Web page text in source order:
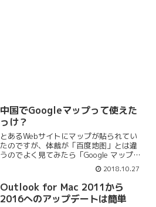
中国でGoogleマップって使えた
っけ？
とあるWebサイトにマップが貼られてい
たのですが、体裁が「百度地图」とは違
うのでよく見てみたら「Google マップ」
でした。Google マップ - 乗換案内 & グ
ルメ開発元:Google, Inc.無料posted with
アプリーチ...
2018.10.27
Outlook for Mac 2011から
2016へのアップデートは簡単